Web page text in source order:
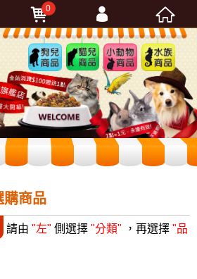
狗兒
商品
貓兒
商品
小動
物商
品
水族
商品
購商品
請由 "左" 側選擇 "分類" ，再選擇 "品
0
會員登入
忘記密碼
加入會員
訂單查詢